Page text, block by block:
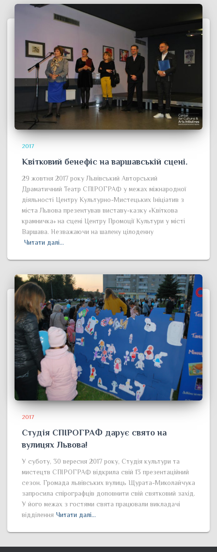
2017
Квітковий бенефіс на варшавській сцені.
29 жовтня 2017 року Львівський Авторський
Драматичний Театр СПІРОГРАФ у межах міжнародної
діяльності Центру Культурно-Мистецьких Ініціатив з
міста Львова презентував виставу-казку «Квіткова
крамничка» на сцені Центру Промоції Культури у місті
Варшава. Незважаючи на шалену цілоденну
Читати далі…
2017
Студія СПІРОГРАФ дарує свято на
вулицях Львова!
У суботу, 30 вересня 2017 року, Студія культури та
мистецтв СПІРОГРАФ відкрила свій 13 презентаційний
сезон. Громада львівських вулиць Щурата-Миколайчука
запросила спірографців доповнити свій святковий захід.
У його межах з гостями свята працювали викладачі
відділення Читати далі…